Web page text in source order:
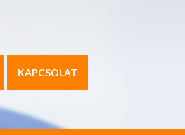
KAPCSOLAT